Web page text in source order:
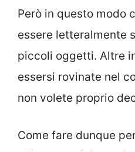
Però in questo modo
essere letteralmente
piccoli oggetti. Altre
essersi rovinate nel
non volete proprio
Come fare dunque